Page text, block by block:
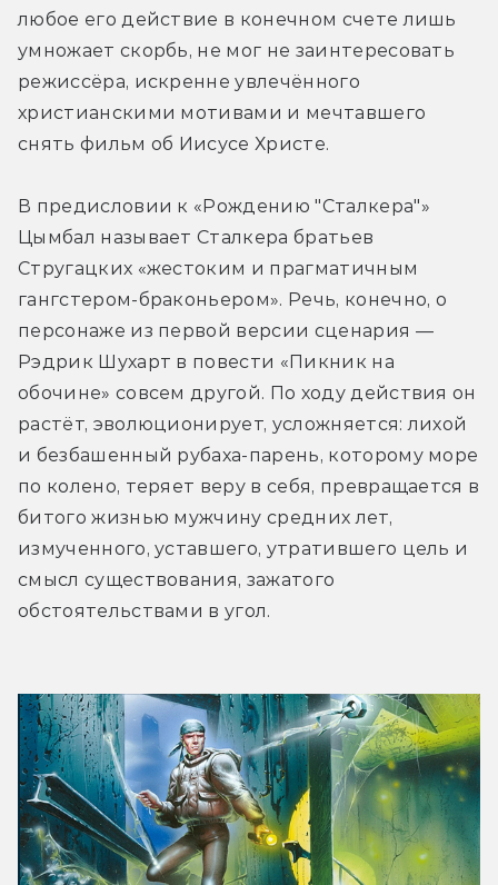
любое его действие в конечном счете лишь
умножает скорбь, не мог не заинтересовать
режиссёра, искренне увлечённого
христианскими мотивами и мечтавшего
снять фильм об Иисусе Христе.
В предисловии к «Рождению "Сталкера"»
Цымбал называет Сталкера братьев
Стругацких «жестоким и прагматичным
гангстером-браконьером». Речь, конечно, о
персонаже из первой версии сценария —
Рэдрик Шухарт в повести «Пикник на
обочине» совсем другой. По ходу действия он
растёт, эволюционирует, усложняется: лихой
и безбашенный рубаха-парень, которому море
по колено, теряет веру в себя, превращается в
битого жизнью мужчину средних лет,
измученного, уставшего, утратившего цель и
смысл существования, зажатого
обстоятельствами в угол.